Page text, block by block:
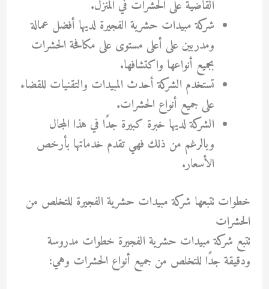
القاضية على الحشرات في المنزل.
شركة مبيدات حشرية الفجيرة لديها أفضل عمالة
ومدربين على أعلى مستوى على مكافحة الحشرات
بجميع أنواعها واكتشافها.
تستخدم الشركة أحدث المبيدات والتقنيات للقضاء
على جميع أنواع الحشرات.
الشركة لديها خبرة كبيرة جدًا في هذا المجال
وبالرغم من ذلك فهي تقدم خدماتها بأرخص
الأسعار.
خطوات تتبعها شركة مبيدات حشرية الفجيرة للتخلص من
الحشرات
تتبع شركة مبيدات حشرية الفجيرة خطوات مدروسة
ودقيقة جدًا للتخلص من جميع أنواع الحشرات وهي: